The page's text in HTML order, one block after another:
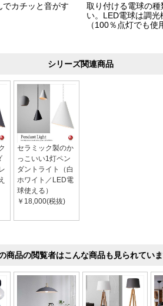
カチッと音がす
取り付ける電球の
い。LED電球は調
（100％点灯でも使
シリーズ関連商品
セラミック製のか
っこいい1灯ペン
ダントライト（白
ホワイト／LED電
球使える）
￥18,000(税抜)
商品の閲覧者はこんな商品も見られてい